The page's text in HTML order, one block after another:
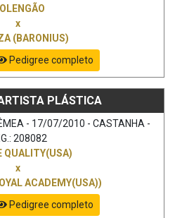
x
(BARONIUS)
Pedigree completo
PLÁSTICA
- 17/07/2010 - CASTANHA -
208082
QUALITY(USA)
x
ACADEMY(USA))
Pedigree completo